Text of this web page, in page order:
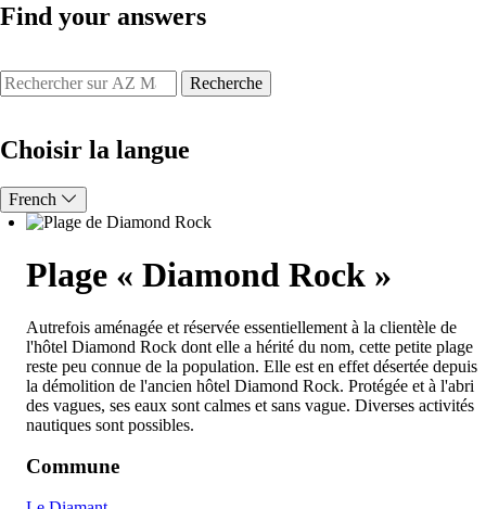
Find your answers
Recherche
Choisir la langue
French
Plage « Diamond Rock »
Autrefois aménagée et réservée essentiellement à la clientèle de
l'hôtel Diamond Rock dont elle a hérité du nom, cette petite plage
reste peu connue de la population. Elle est en effet désertée depuis
la démolition de l'ancien hôtel Diamond Rock. Protégée et à l'abri
des vagues, ses eaux sont calmes et sans vague. Diverses activités
nautiques sont possibles.
Commune